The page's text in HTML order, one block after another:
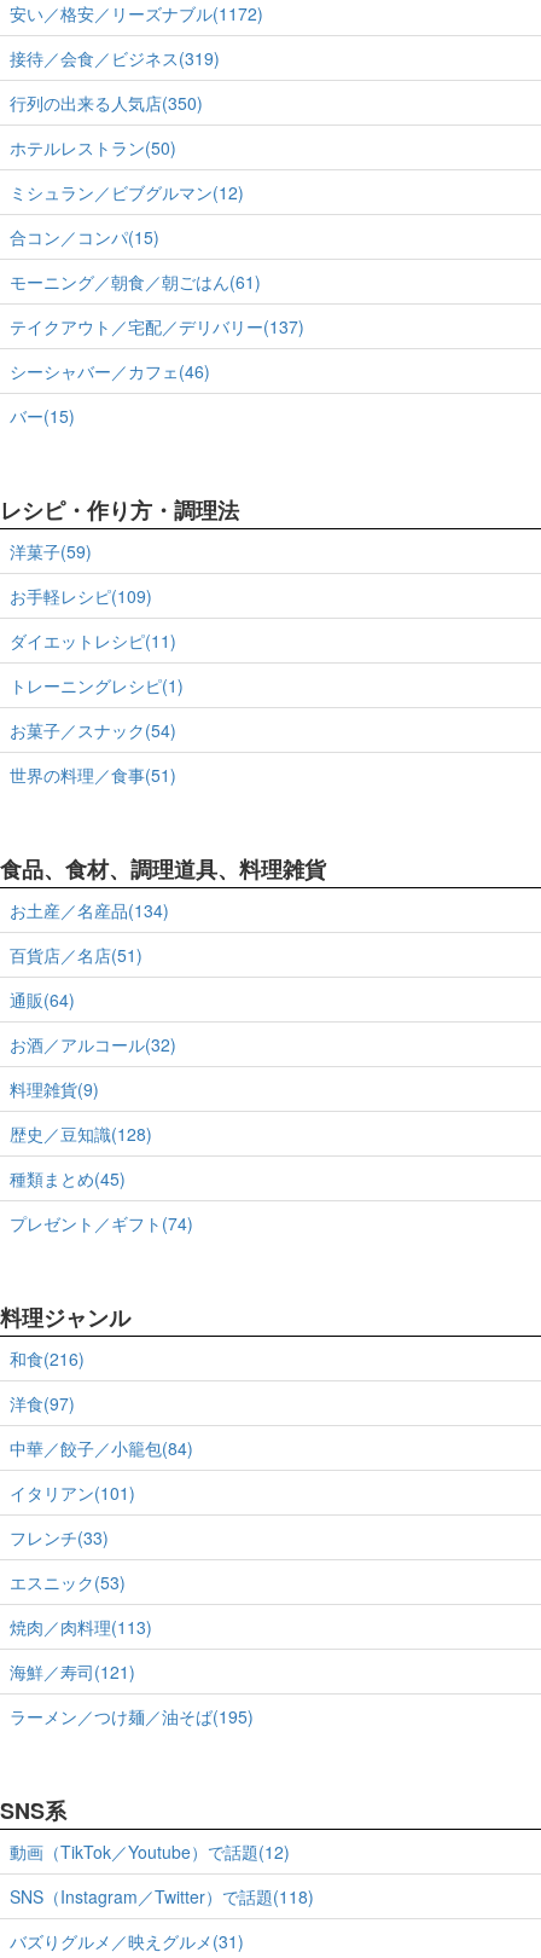
安い／格安／リーズナブル(1172)
接待／会食／ビジネス(319)
行列の出来る人気店(350)
ホテルレストラン(50)
ミシュラン／ビブグルマン(12)
合コン／コンパ(15)
モーニング／朝食／朝ごはん(61)
テイクアウト／宅配／デリバリー(137)
シーシャバー／カフェ(46)
バー(15)
レシピ・作り方・調理法
洋菓子(59)
お手軽レシピ(109)
ダイエットレシピ(11)
トレーニングレシピ(1)
お菓子／スナック(54)
世界の料理／食事(51)
食品、食材、調理道具、料理雑貨
お土産／名産品(134)
百貨店／名店(51)
通販(64)
お酒／アルコール(32)
料理雑貨(9)
歴史／豆知識(128)
種類まとめ(45)
プレゼント／ギフト(74)
料理ジャンル
和食(216)
洋食(97)
中華／餃子／小籠包(84)
イタリアン(101)
フレンチ(33)
エスニック(53)
焼肉／肉料理(113)
海鮮／寿司(121)
ラーメン／つけ麺／油そば(195)
SNS系
動画（TikTok／Youtube）で話題(12)
SNS（Instagram／Twitter）で話題(118)
バズりグルメ／映えグルメ(31)